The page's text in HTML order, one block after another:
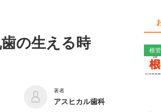
の生える時
著者
アスヒカル歯科
根